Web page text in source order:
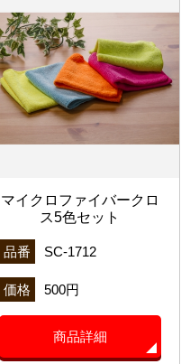
マイクロファイバークロ
ス5色セット
品番 SC-1712
価格 500円
商品詳細